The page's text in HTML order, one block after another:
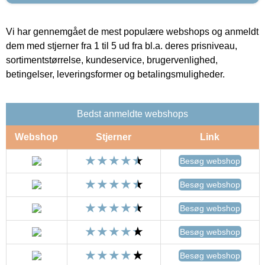
Vi har gennemgået de mest populære webshops og anmeldt
dem med stjerner fra 1 til 5 ud fra bl.a. deres prisniveau,
sortimentstørrelse, kundeservice, brugervenlighed,
betingelser, leveringsformer og betalingsmuligheder.
Bedst anmeldte webshops
Webshop Stjerner Link
Besøg webshop
Besøg webshop
Besøg webshop
Besøg webshop
Besøg webshop